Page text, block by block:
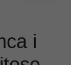
i